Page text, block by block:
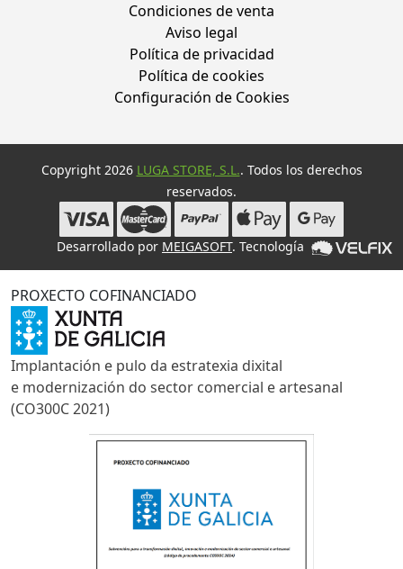
Condiciones de venta
Aviso legal
Política de privacidad
Política de cookies
Configuración de Cookies
Copyright 2026 LUGA STORE, S.L.. Todos los derechos
reservados.
Desarrollado por MEIGASOFT. Tecnología
PROXECTO COFINANCIADO
Implantación e pulo da estratexia dixital
e modernización do sector comercial e artesanal
(CO300C 2021)